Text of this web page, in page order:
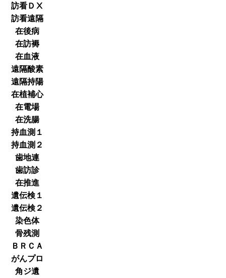
訪看ＤⅩ
訪看遠隔
在後病
在訪褥
在血液
遠隔酸素
遠隔持陽
在植補心
在電場
在洗腸
持血測１
持血測２
歯地連
歯訪診
在推進
遺伝検１
遺伝検２
染色体
骨残測
ＢＲＣＡ
がんプロ
角ジ遺